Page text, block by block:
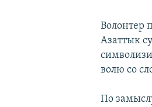
Волонтер
Азаттык
волю со
По